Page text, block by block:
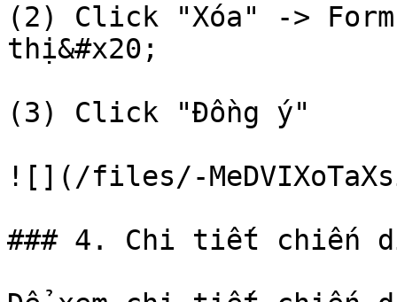
(2) Click "Xóa" ->
thị&#x20;
(3) Click "Đồng ý"
![](/files/-
### 4. Chi tiết chiến